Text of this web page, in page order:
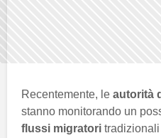
Recentemente, le autorità
stanno monitorando un
flussi migratori tradizionali